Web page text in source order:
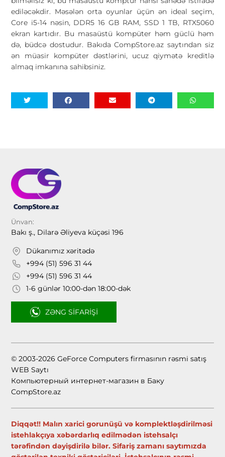
ediləcəkdir. Məsələn orta oyunlar üçün ən ideal seçim,
Core i5-14 nəsin, DDR5 16 GB RAM, SSD 1 TB, RTX5060
ekran kartıdır. Bu masaüstü kompüter həm güclü həm
də, büdcə dostudur. Bakıda CompStore.az saytından siz
ən müasir kompüter dəstlərini, ucuz qiymətə kreditlə
almaq imkanına sahibsiniz.
Ünvan:
Bakı ş., Dilarə Əliyeva küçəsi 196
Dükanımız xəritədə
+994 (51) 596 31 44
+994 (51) 596 31 44
1-6 günlər 10:00-dən 18:00-dək
ZƏNG SIFARIŞI
© 2003-2026 GeForce Computers firmasının rəsmi satış
WEB Saytı
Компьютерный интернет-магазин в Баку
CompStore.az
Diqqət!! Malın xarici gorunüşü və komplektləşdirilməsi
istehlakçıya xəbərdarlıq edilmədən istehsalçı
tərəfindən dəyişdirilə bilər. Sifariş zamanı saytımızda